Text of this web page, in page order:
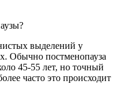
выделений у
Обычно постменопауза
45-55 лет, но точный
часто это происходит